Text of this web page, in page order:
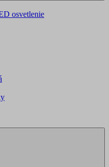
osvetlenie